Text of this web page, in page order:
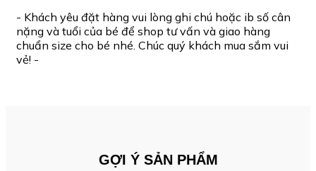
- Khách yêu đặt hàng vui lòng ghi chú hoặc ib số cân
nặng và tuổi của bé để shop tư vấn và giao hàng
chuẩn size cho bé nhé. Chúc quý khách mua sắm vui
vẻ! -
GỢI Ý SẢN PHẨM